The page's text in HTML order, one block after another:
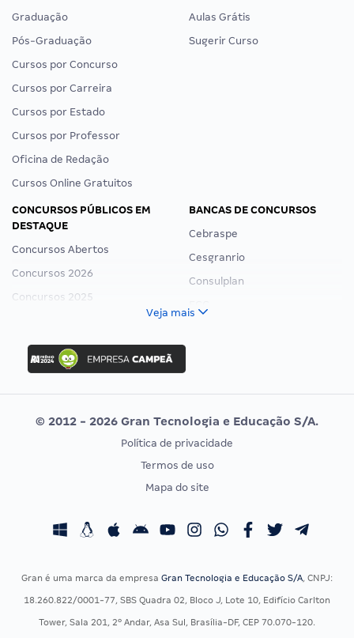
Graduação
Pós-Graduação
Cursos por Concurso
Cursos por Carreira
Cursos por Estado
Cursos por Professor
Oficina de Redação
Cursos Online Gratuitos
Aulas Grátis
Sugerir Curso
CONCURSOS PÚBLICOS EM
DESTAQUE
Concursos Abertos
Concursos 2026
Concursos 2025
Concurso Nacional Unificado
Concurso Ibama
Concurso MPU
Editais publicados
BANCAS DE CONCURSOS
Cebraspe
Cesgranrio
Consulplan
Vunesp
CONCURSOS POR PROFISSÃO
Concursos Fiscais
EXAME DE ORDEM
Calendário OAB
Veja mais
© 2012 - 2026 Gran Tecnologia e Educação S/A.
Política de privacidade
Termos de uso
Mapa do site
Gran é uma marca da empresa Gran Tecnologia e Educação S/A, CNPJ:
18.260.822/0001-77, SBS Quadra 02, Bloco J, Lote 10, Edifício Carlton
Tower, Sala 201, 2º Andar, Asa Sul, Brasília-DF, CEP 70.070-120.